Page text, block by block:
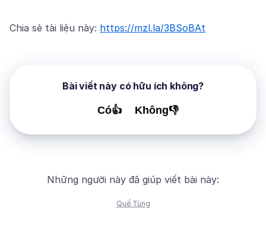
Chia sẻ tài liệu này: https://mzl.la/3BSoBAt
Bài viết này có hữu ích không?
Có👍 Không👎
Những người này đã giúp viết bài này:
Quế Tùng